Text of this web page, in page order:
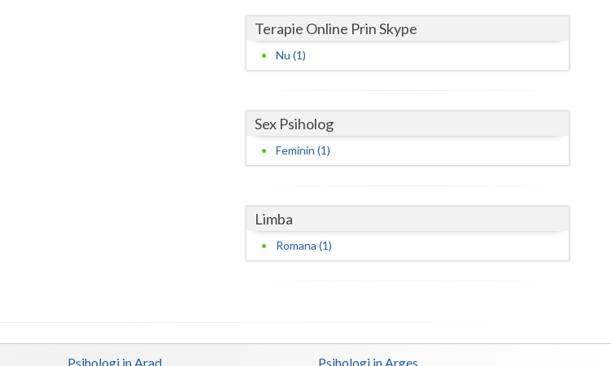
Hunedoara
Ialomita
Maramures
Mures
Neamt
Salaj
Terapie Online Prin Skype
Nu (1)
Sex Psiholog
Feminin (1)
Limba
Romana (1)
Psihologi in Arad Psihologi in Arges